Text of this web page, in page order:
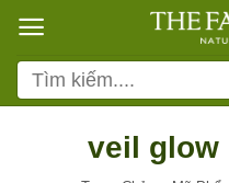
qua
nội
dung
Tìm
kiếm:
veil glow